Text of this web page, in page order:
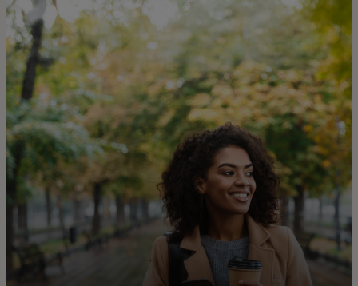
Για εσάς
Για επιχειρήσεις
Για τον κόσμο
Για καινοτόμους
Νέα και τάσεις